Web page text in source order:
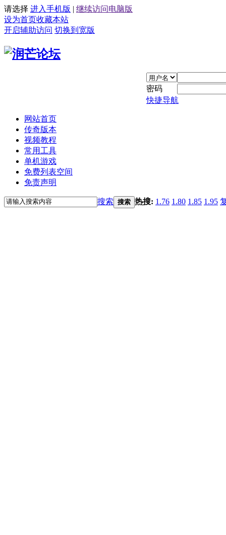
请选择 进入手机版 | 继续访问电脑版
设为首页收藏本站
开启辅助访问 切换到宽版
密码
快捷导航
网站首页
传奇版本
视频教程
常用工具
单机游戏
免费列表空间
免责声明
搜索 搜索 热搜: 1.76 1.80 1.85 1.95